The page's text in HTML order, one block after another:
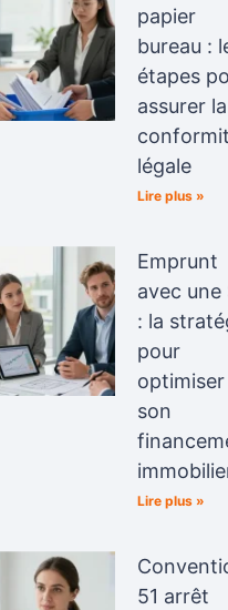
papier
bureau :
étapes
assurer la
légale
Lire plus »
Emprunt
avec une
: la
pour
optimiser
son
Lire plus »
51 arrêt